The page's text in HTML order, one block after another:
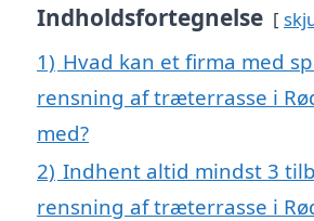
Indholdsfortegnelse
1) Hvad kan et firma med
rensning af træterrasse i
med?
2) Indhent altid mindst 3
rensning af træterrasse i